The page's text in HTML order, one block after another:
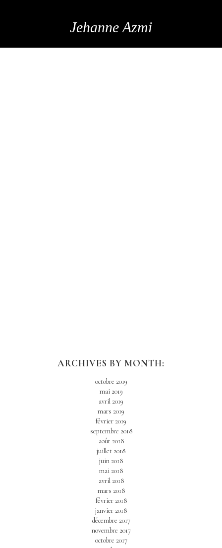
Jehanne Azmi
ARCHIVES BY MONTH:
octobre 2019
mai 2019
avril 2019
mars 2019
février 2019
septembre 2018
août 2018
juillet 2018
juin 2018
mai 2018
avril 2018
mars 2018
février 2018
janvier 2018
décembre 2017
novembre 2017
octobre 2017